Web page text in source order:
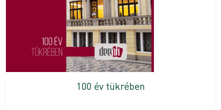
100 év tükrében